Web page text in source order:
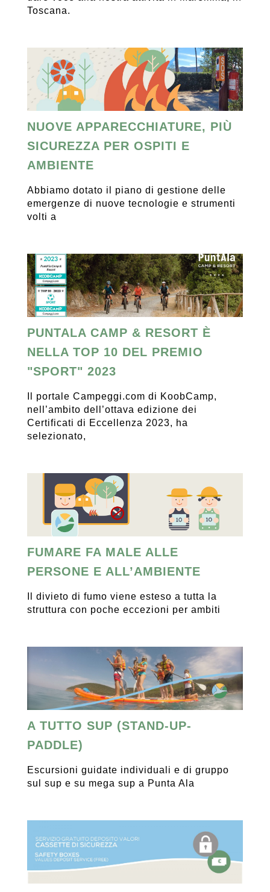
Toscana.
NUOVE APPARECCHIATURE, PIÙ
SICUREZZA PER OSPITI E
AMBIENTE
Abbiamo dotato il piano di gestione delle
emergenze di nuove tecnologie e strumenti
volti a
PUNTALA CAMP & RESORT È
NELLA TOP 10 DEL PREMIO
"SPORT" 2023
Il portale Campeggi.com di KoobCamp,
nell’ambito dell’ottava edizione dei
Certificati di Eccellenza 2023, ha
selezionato,
FUMARE FA MALE ALLE
PERSONE E ALL’AMBIENTE
Il divieto di fumo viene esteso a tutta la
struttura con poche eccezioni per ambiti
A TUTTO SUP (STAND-UP-
PADDLE)
Escursioni guidate individuali e di gruppo
sul sup e su mega sup a Punta Ala